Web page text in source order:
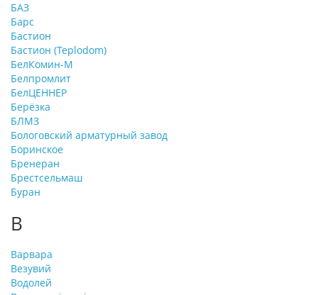
БАЗ
Барс
Бастион
Бастион (Teplodom)
БелКомин-М
Белпромлит
БелЦЕННЕР
Берёзка
БЛМЗ
Бологовский арматурный завод
Боринское
Бренеран
Брестсельмаш
Буран
В
Варвара
Везувий
Водолей